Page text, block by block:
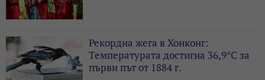
Рекордна жега в Хонконг:
Температурата достигна 36,9°C за
първи път от 1884 г.